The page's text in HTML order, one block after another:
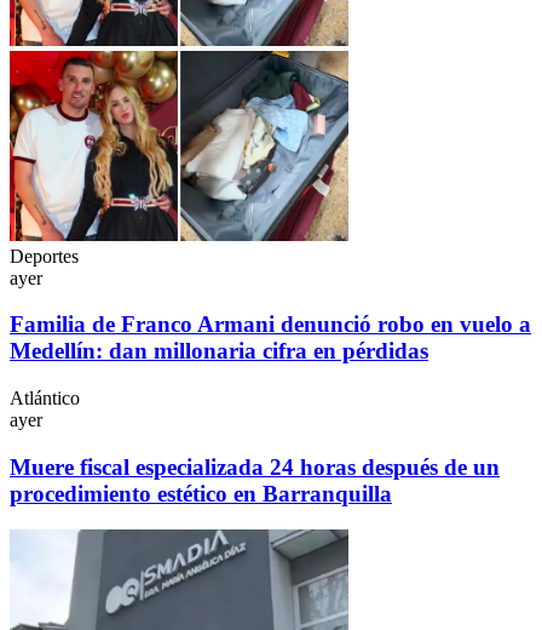
Deportes
ayer
Familia de Franco Armani denunció robo en vuelo a
Medellín: dan millonaria cifra en pérdidas
Atlántico
ayer
Muere fiscal especializada 24 horas después de un
procedimiento estético en Barranquilla